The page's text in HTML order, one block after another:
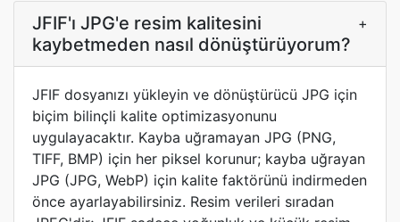
JFIF'ı JPG'e resim kalitesini
kaybetmeden nasıl dönüştürüyorum?
+
JFIF dosyanızı yükleyin ve dönüştürücü JPG için
biçim bilinçli kalite optimizasyonunu
uygulayacaktır. Kayba uğramayan JPG (PNG,
TIFF, BMP) için her piksel korunur; kayba uğrayan
JPG (JPG, WebP) için kalite faktörünü indirmeden
önce ayarlayabilirsiniz. Resim verileri sıradan